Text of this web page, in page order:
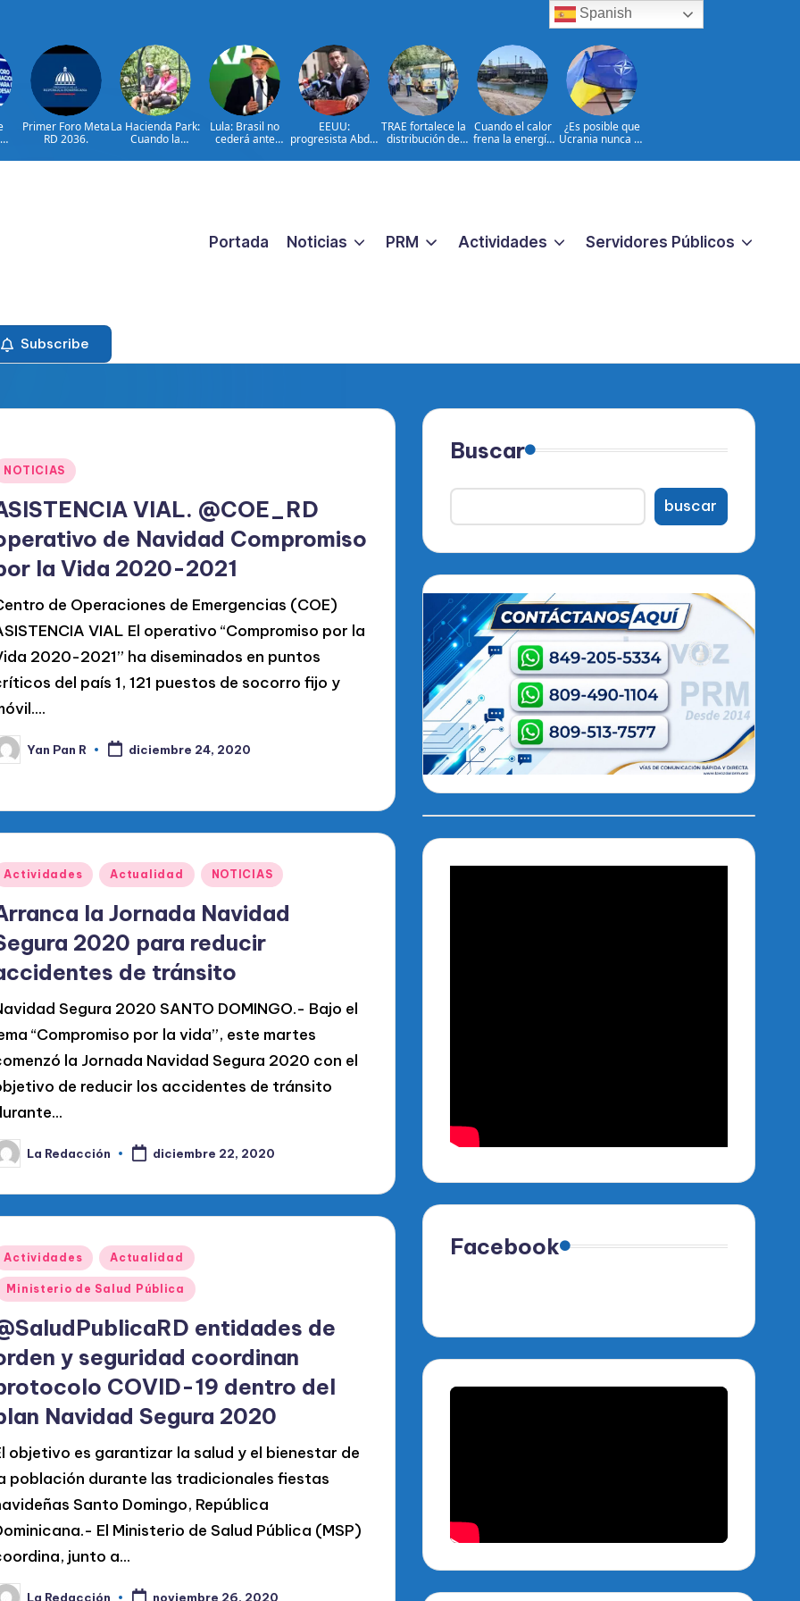
Primer Foro Meta
RD 2036.
La Hacienda Park:
Cuando la
la historia del
Lula: Brasil no
cederá ante
extranjeras
EEUU:
progresista Abdul
primarias en
TRAE fortalece la
distribución de
todo el país de
Cuando el calor
frena la energía
Europa
¿Es posible que
Ucrania nunca se
OTAN?
Portada Noticias PRM Actividades Servidores Públicos
Subscribe
NOTICIAS
VIAL. @COE_RD
de Navidad Compromiso
la Vida 2020-2021
de Operaciones de Emergencias (COE)
VIAL El operativo “Compromiso por la
2020-2021” ha diseminados en puntos
del país 1, 121 puestos de socorro fijo y
Yan Pan R diciembre 24, 2020
Actividades Actualidad NOTICIAS
la Jornada Navidad
2020 para reducir
de tránsito
Segura 2020 SANTO DOMINGO.- Bajo el
“Compromiso por la vida”, este martes
la Jornada Navidad Segura 2020 con el
de reducir los accidentes de tránsito
La Redacción diciembre 22, 2020
Actividades Actualidad
Ministerio de Salud Pública
entidades de
y seguridad coordinan
COVID-19 dentro del
Navidad Segura 2020
objetivo es garantizar la salud y el bienestar de
población durante las tradicionales fiestas
Santo Domingo, República
El Ministerio de Salud Pública (MSP)
junto a…
La Redacción noviembre 26, 2020
Buscar
buscar
Facebook
Spanish